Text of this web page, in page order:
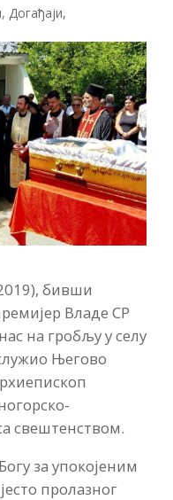
, Догађаји,
бивши
Владе СР
на гробљу у селу
Његово
свештенством.
за упокојеним
пролазног